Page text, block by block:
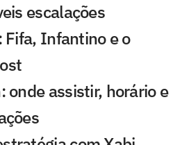
escalações
Fifa, Infantino e o
onde assistir, horário e